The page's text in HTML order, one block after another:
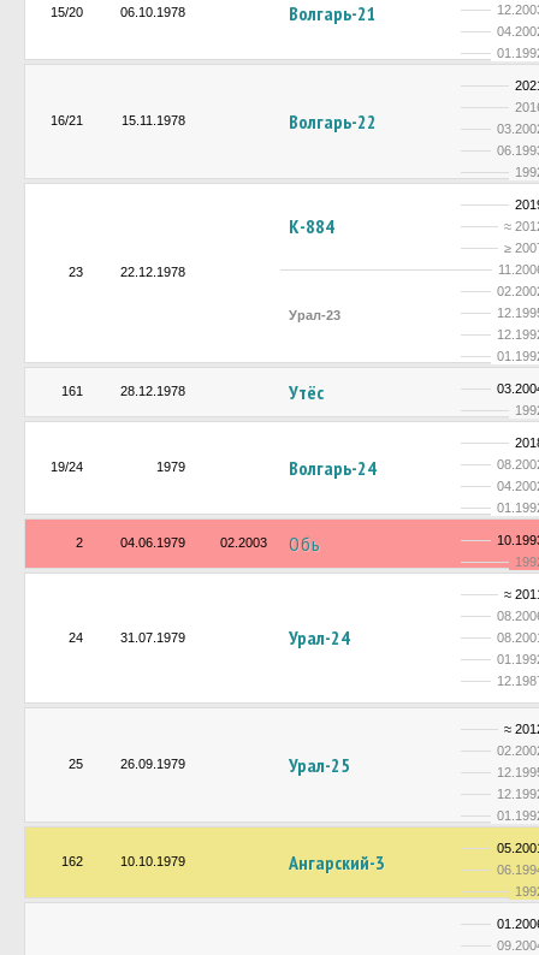
15/20 06.10.1978 Волгарь-21
16/21 15.11.1978 Волгарь-22
23 22.12.1978
К-884
≈
≥
Урал-23
161 28.12.1978 Утёс
19/24 1979 Волгарь-24
2 04.06.1979 02.2003 Обь
24 31.07.1979 Урал-24
≈
25 26.09.1979 Урал-25
≈
162 10.10.1979 Ангарский-3